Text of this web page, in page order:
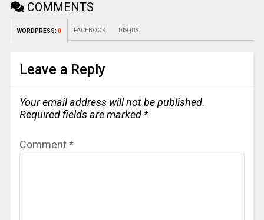
COMMENTS
WORDPRESS: 0 FACEBOOK: DISQUS:
Leave a Reply
Your email address will not be published.
Required fields are marked *
Comment*